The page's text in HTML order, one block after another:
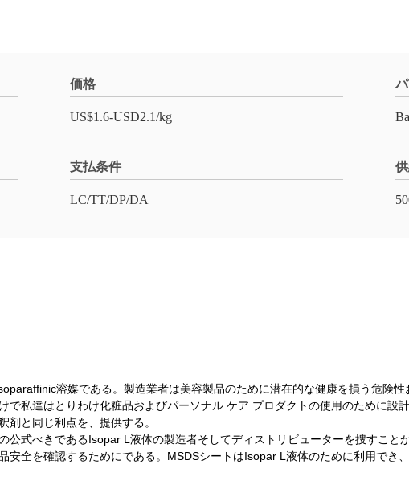
価格
US$1.6-USD2.1/kg
支払条件
LC/TT/DP/DA
溶媒である。製造業者は美容製品のために潜在的な健康を損う危険
で私達はとりわけ化粧品およびパーソナル ケア プロダクトの使用のために設
剤と同じ利点を、提供する。
公式べきであるIsopar L液体の製造者そしてディストリビューターを捜すこ
安全を確認するためにである。MSDSシートはIsopar L液体のために利用でき